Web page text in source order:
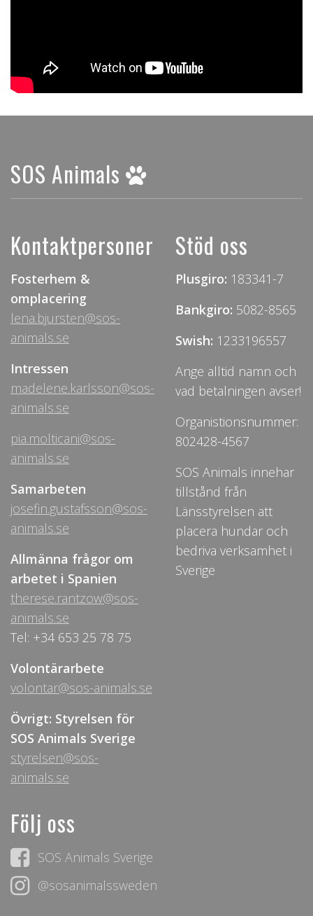
SOS Animals
Kontaktpersoner
Fosterhem &
omplacering
lena.bjursten@sos-
animals.se
Intressen
madelene.karlsson@sos-
animals.se
pia.molticani@sos-
animals.se
Samarbeten
josefin.gustafsson@sos-
animals.se
Allmänna frågor om
arbetet i Spanien
therese.rantzow@sos-
animals.se
Tel: +34 653 25 78 75
Volontärarbete
volontar@sos-animals.se
Övrigt: Styrelsen för
SOS Animals Sverige
styrelsen@sos-
animals.se
Stöd oss
Plusgiro: 183341-7
Bankgiro: 5082-8565
Swish: 1233196557
Ange alltid namn och
vad betalningen avser!
Organistionsnummer:
802428-4567
SOS Animals innehar
tillstånd från
Länsstyrelsen att
placera hundar och
bedriva verksamhet i
Sverige
Följ oss
SOS Animals Sverige
@sosanimalssweden